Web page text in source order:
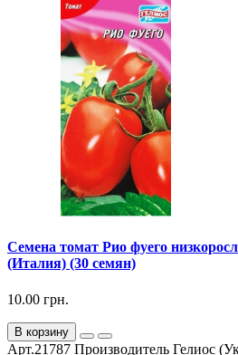
Семена томат Рио фуего
(Италия) (30 семян)
10.00 грн.
В корзину
Арт.21787 Производитель Гелиос